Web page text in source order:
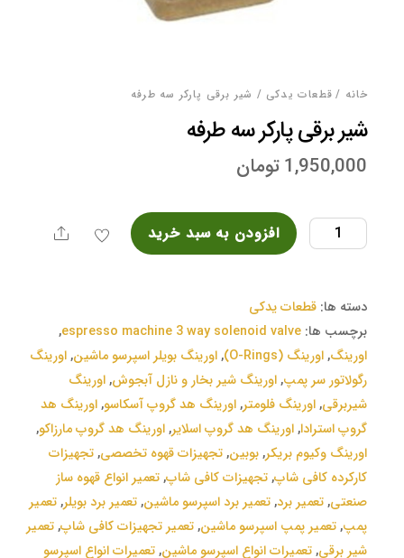
خانه / قطعات یدکی / شیر برقی پارکر سه طرفه
شیر برقی پارکر سه طرفه
1,950,000 تومان
برقی
سه
طرفه
عدد
افزودن به سبد خرید Share
دسته ها: قطعات یدکی
برچسب ها: espresso machine 3 way solenoid valve
,
اورینگ, اورینگ (O-Rings) , اورینگ بویلر اسپرسو ماشین, اورینگ
رگولاتور سر پمپ, اورینگ شیر بخار و نازل آبجوش, اورینگ
شیربرقی, اورینگ فلومتر, اورینگ هد گروپ آسکاسو, اورینگ هد
گروپ استرادا, اورینگ هد گروپ اسلایر, اورینگ هد گروپ مارزاکو,
اورینگ وکیوم بریکر, بوبین, تجهیزات قهوه تخصصی, تجهیزات
کارکرده کافی شاپ, تجهیزات کافی شاپ, تعمیر انواع قهوه ساز
صنعتی, تعمیر برد, تعمیر برد اسپرسو ماشین, تعمیر برد بویلر, تعمیر
پمپ, تعمیر پمپ اسپرسو ماشین, تعمیر تجهیزات کافی شاپ, تعمیر
شیر برقی, تعمیرات انواع اسپرسو ماشین, تعمیرات انواع اسپرسو